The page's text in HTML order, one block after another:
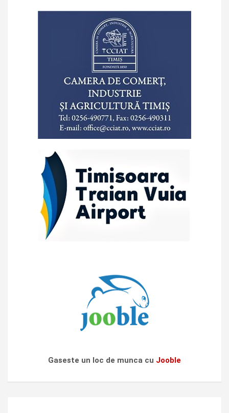
Gaseste un loc de munca cu Jooble